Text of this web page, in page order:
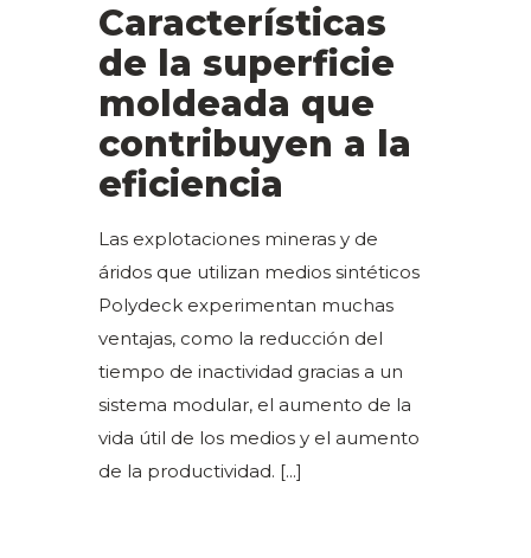
Características
de la superficie
moldeada que
contribuyen a la
eficiencia
Las explotaciones mineras y de
áridos que utilizan medios sintéticos
Polydeck experimentan muchas
ventajas, como la reducción del
tiempo de inactividad gracias a un
sistema modular, el aumento de la
vida útil de los medios y el aumento
de la productividad. [...]